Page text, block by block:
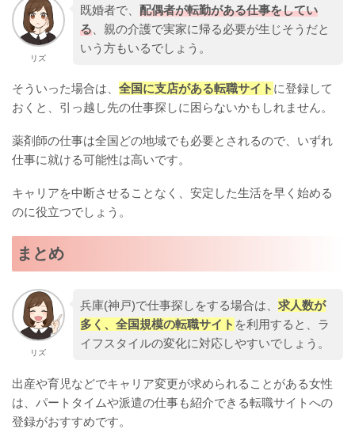
リズ
既婚者で、 配偶者が転勤がある仕事をしてい
る、親の介護で実家に帰る必要が生じそうだと
いう方もいるでしょう。
そういった場合は、 全国に支店がある転職サイト に登録して
おくと、引っ越し先の仕事探しに困らないかもしれません。
薬剤師の仕事は全国どの地域でも必要とされるので、いずれ
仕事に就ける可能性は高いです。
キャリアを中断させることなく、安定した生活を早く始める
のに役立つでしょう。
まとめ
リズ
兵庫(神戸)で仕事探しをする場合は、 求人数が
多く、全国規模の転職サイト を利用すると、ラ
イフスタイルの変化に対応しやすいでしょう。
出産や育児などでキャリア変更が求められることがある女性
は、パートタイムや派遣の仕事も紹介できる転職サイトへの
登録がおすすめです。